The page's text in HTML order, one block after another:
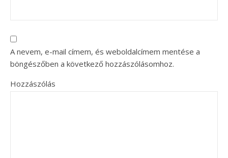
A nevem, e-mail címem, és weboldalcímem mentése a
böngészőben a következő hozzászólásomhoz.
Hozzászólás